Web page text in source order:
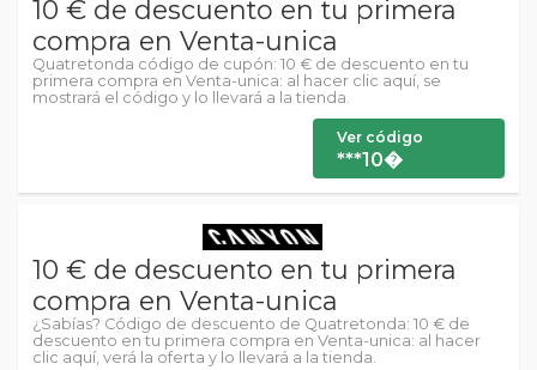
10 € de descuento en tu primera
compra en Venta-unica
Quatretonda código de cupón: 10 € de descuento en tu
primera compra en Venta-unica: al hacer clic aquí, se
mostrará el código y lo llevará a la tienda.
Ver código
***10�
10 € de descuento en tu primera
compra en Venta-unica
¿Sabías? Código de descuento de Quatretonda: 10 € de
descuento en tu primera compra en Venta-unica: al hacer
clic aquí, verá la oferta y lo llevará a la tienda.